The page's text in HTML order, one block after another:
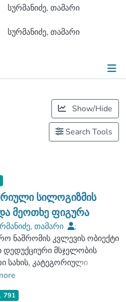
სურმანიძე, თამარი
სურმანიძე, თამარი
Show/Hide
Search Tools
სილოგიზმის
მეოთხე ფიგურა
თამარი
;
დავით
;
და ბიზნესის
ფაკულტეტი
სახელობის
ნაშრომის კვლევის ობიექტი
დედუქციური მსჯელობის
სახის, კატეგორიული
მესამე და მეოთხე ფიგურის
64 სახეობის
791